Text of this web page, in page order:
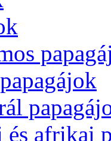
és afrikai